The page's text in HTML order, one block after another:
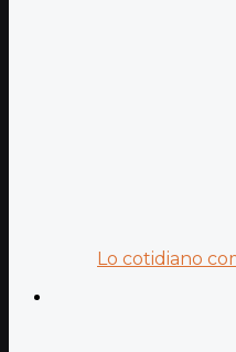
Lo cotidiano